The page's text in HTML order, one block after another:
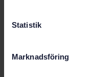
Statistik
Marknadsföring